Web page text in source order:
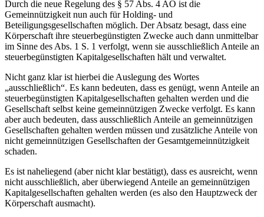
Durch die neue Regelung des § 57 Abs. 4 AO ist die
Gemeinnützigkeit nun auch für Holding- und
Beteiligungsgesellschaften möglich. Der Absatz besagt, dass eine
Körperschaft ihre steuerbegünstigten Zwecke auch dann unmittelbar
im Sinne des Abs. 1 S. 1 verfolgt, wenn sie ausschließlich Anteile an
steuerbegünstigten Kapitalgesellschaften hält und verwaltet.
Nicht ganz klar ist hierbei die Auslegung des Wortes
„ausschließlich“. Es kann bedeuten, dass es genügt, wenn Anteile an
steuerbegünstigten Kapitalgesellschaften gehalten werden und die
Gesellschaft selbst keine gemeinnützigen Zwecke verfolgt. Es kann
aber auch bedeuten, dass ausschließlich Anteile an gemeinnützigen
Gesellschaften gehalten werden müssen und zusätzliche Anteile von
nicht gemeinnützigen Gesellschaften der Gesamtgemeinnützigkeit
schaden.
Es ist naheliegend (aber nicht klar bestätigt), dass es ausreicht, wenn
nicht ausschließlich, aber überwiegend Anteile an gemeinnützigen
Kapitalgesellschaften gehalten werden (es also den Hauptzweck der
Körperschaft ausmacht).